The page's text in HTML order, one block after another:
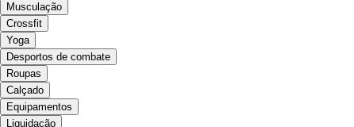
Musculação
Crossfit
Yoga
Desportos de combate
Roupas
Calçado
Equipamentos
Liquidação